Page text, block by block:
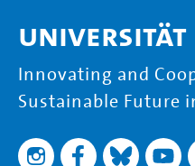
Universität
Innovating and
Sustainable Future